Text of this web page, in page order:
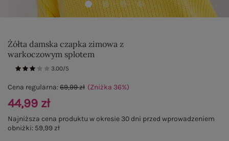
Żółta damska czapka zimowa z
warkoczowym splotem
3.00/5
Cena regularna:69,99 zł (Zniżka 36%)
44,99 zł
Najniższa cena produktu w okresie 30 dni przed wprowadzeniem
obniżki: 59,99 zł